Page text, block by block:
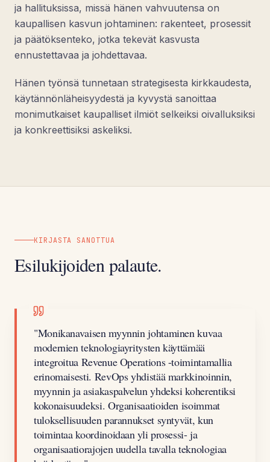
ja hallituksissa, missä hänen vahvuutensa on
kaupallisen kasvun johtaminen: rakenteet, prosessit
ja päätöksenteko, jotka tekevät kasvusta
ennustettavaa ja johdettavaa.
Hänen työnsä tunnetaan strategisesta kirkkaudesta,
käytännönläheisyydestä ja kyvystä sanoittaa
monimutkaiset kaupalliset ilmiöt selkeiksi oivalluksiksi
ja konkreettisiksi askeliksi.
KIRJASTA SANOTTUA
Esilukijoiden palaute.
"Monikanavaisen myynnin johtaminen kuvaa
modernien teknologiayritysten käyttämää
integroitua Revenue Operations -toimintamallia
erinomaisesti. RevOps yhdistää markkinoinnin,
myynnin ja asiakaspalvelun yhdeksi koherentiksi
kokonaisuudeksi. Organisaatioiden isoimmat
tuloksellisuuden parannukset syntyvät, kun
toimintaa koordinoidaan yli prosessi- ja
organisaatiorajojen uudella tavalla teknologiaa